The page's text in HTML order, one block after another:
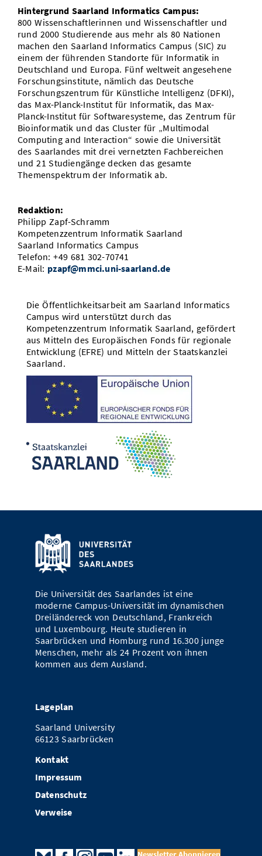
Hintergrund Saarland Informatics Campus:
800 Wissenschaftlerinnen und Wissenschaftler und
rund 2000 Studierende aus mehr als 80 Nationen
machen den Saarland Informatics Campus (SIC) zu
einem der führenden Standorte für Informatik in
Deutschland und Europa. Fünf weltweit angesehene
Forschungsinstitute, nämlich das Deutsche
Forschungszentrum für Künstliche Intelligenz (DFKI),
das Max-Planck-Institut für Informatik, das Max-
Planck-Institut für Softwaresysteme, das Zentrum für
Bioinformatik und das Cluster für „Multimodal
Computing and Interaction“ sowie die Universität
des Saarlandes mit drei vernetzten Fachbereichen
und 21 Studiengänge decken das gesamte
Themenspektrum der Informatik ab.
Redaktion:
Philipp Zapf-Schramm
Kompetenzzentrum Informatik Saarland
Saarland Informatics Campus
Telefon: +49 681 302-70741
E-Mail: pzapf@mmci.uni-saarland.de
Die Öffentlichkeitsarbeit am Saarland Informatics
Campus wird unterstützt durch das
Kompetenzzentrum Informatik Saarland, gefördert
aus Mitteln des Europäischen Fonds für regionale
Entwicklung (EFRE) und Mitteln der Staatskanzlei
Saarland.
Die Universität des Saarlandes ist eine
moderne Campus-Universität im dynamischen
Dreiländereck von Deutschland, Frankreich
und Luxembourg. Heute studieren in
Saarbrücken und Homburg rund 16.300 junge
Menschen, mehr als 24 Prozent von ihnen
kommen aus dem Ausland.
Lageplan
Saarland University
66123 Saarbrücken
Kontakt
Impressum
Datenschutz
Verweise